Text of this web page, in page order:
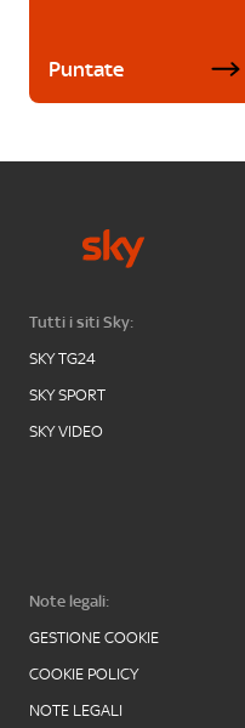
Puntate
Tutti i siti Sky:
SKY TG24
SKY SPORT
SKY VIDEO
Note legali:
GESTIONE COOKIE
COOKIE POLICY
NOTE LEGALI